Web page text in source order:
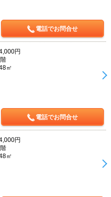
電話でお問合せ
円
㎡
電話でお問合せ
円
㎡